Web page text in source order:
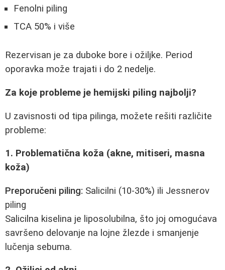
Fenolni piling
TCA 50% i više
Rezervisan je za duboke bore i ožiljke. Period
oporavka može trajati i do 2 nedelje.
Za koje probleme je hemijski piling najbolji?
U zavisnosti od tipa pilinga, možete rešiti različite
probleme:
1. Problematična koža (akne, mitiseri, masna
koža)
Preporučeni piling: Salicilni (10-30%) ili Jessnerov
piling
Salicilna kiselina je liposolubilna, što joj omogućava
savršeno delovanje na lojne žlezde i smanjenje
lučenja sebuma.